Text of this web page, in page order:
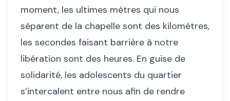
moment, les ultimes mètres qui nous
séparent de la chapelle sont des kilomètres,
les secondes faisant barrière à notre
libération sont des heures. En guise de
solidarité, les adolescents du quartier
s’intercalent entre nous afin de rendre